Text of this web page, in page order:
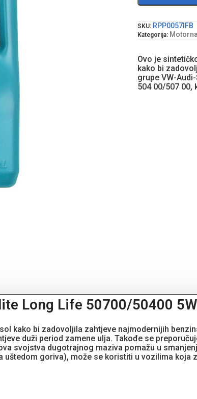
SKU: RPP0057IFB
Kategorija:
Ovo je
kako bi
grupe VW-
504 00/507 00,
Long Life 50700/50400
kako bi zadovoljila zahtjeve najmodernijih
duži period zamene ulja. Takođe se
svojstva dugotrajnog maziva pomažu u
goriva), može se koristiti u vozilima koja